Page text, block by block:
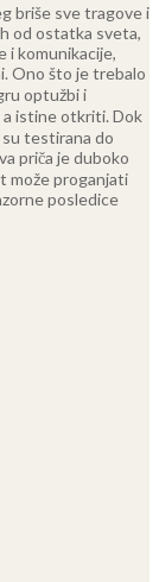
briše sve tragove i
od ostatka sveta,
i komunikacije,
Ono što je trebalo
optužbi i
a istine otkriti. Dok
testirana do
priča je duboko
može proganjati
posledice